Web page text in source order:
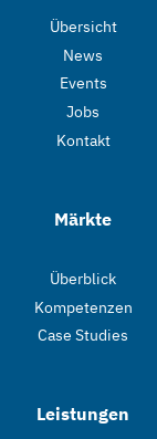
Übersicht
News
Events
Jobs
Kontakt
Märkte
Überblick
Kompetenzen
Case Studies
Leistungen